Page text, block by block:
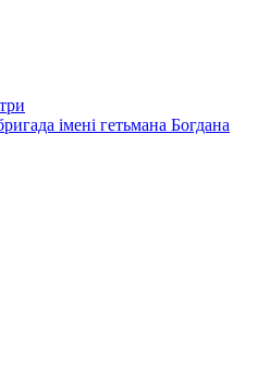
імені гетьмана Богдана